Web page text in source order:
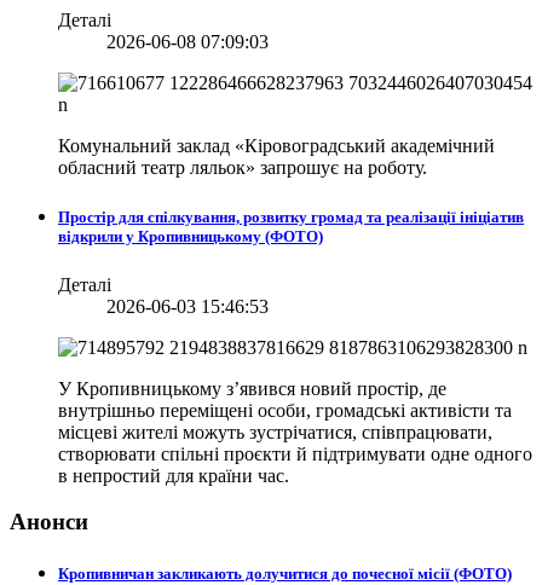
Деталі
2026-06-08 07:09:03
Комунальний заклад «Кіровоградський академічний
обласний театр ляльок» запрошує на роботу.
Простір для спілкування, розвитку громад та реалізації ініціатив
відкрили у Кропивницькому (ФОТО)
Деталі
2026-06-03 15:46:53
У Кропивницькому з’явився новий простір, де
внутрішньо переміщені особи, громадські активісти та
місцеві жителі можуть зустрічатися, співпрацювати,
створювати спільні проєкти й підтримувати одне одного
в непростий для країни час.
Анонси
Кропивничан закликають долучитися до почесної місії (ФОТО)